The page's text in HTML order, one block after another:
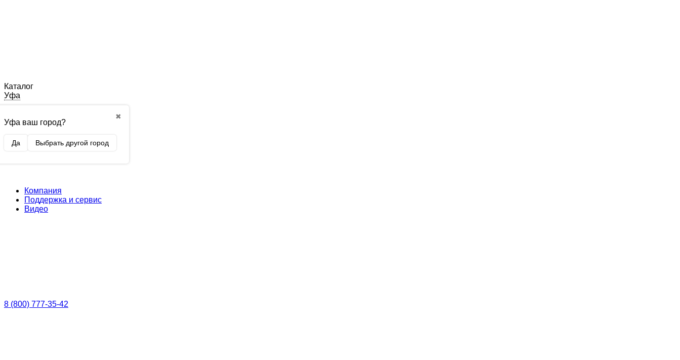
Каталог
Уфа
✖
Уфа ваш город?
Да Выбрать другой город
Компания
Поддержка и сервис
Видео
8 (800) 777-35-42